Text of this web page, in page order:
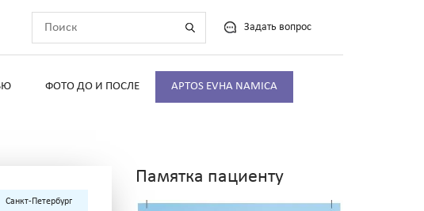
Задать вопрос
ФОТО ДО И ПОСЛЕ APTOS EVHA NAMICA
Санкт-Петербург
Памятка пациенту